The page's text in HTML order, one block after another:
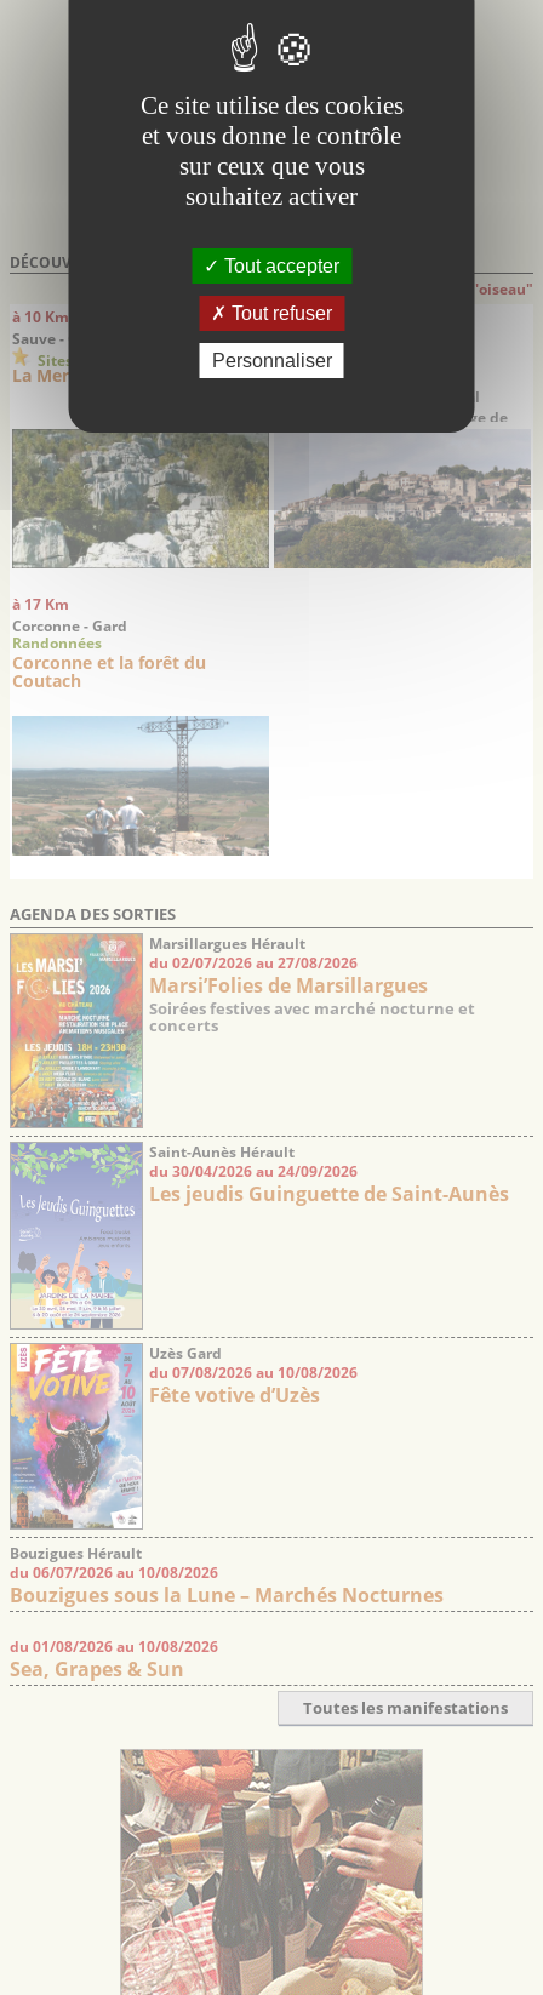
DÉCOUVRIR À PROXIMITÉ DE TORNAC
Attention: distances indiquées à "Vol d'oiseau"
à 10 Km
Sauve - Gard
Sites remarquables
La Mer de Rochers
à 12 Km
Vézénobres - Gard
Villes villages
Vézénobres
Magnifique village médiéval
panoramique labélisé Village de
Caractère
à 17 Km
Corconne - Gard
Randonnées
Corconne et la forêt du
Coutach
AGENDA DES SORTIES
Marsillargues Hérault
du 02/07/2026 au 27/08/2026
Marsi’Folies de Marsillargues
Soirées festives avec marché nocturne et
concerts
Saint-Aunès Hérault
du 30/04/2026 au 24/09/2026
Les jeudis Guinguette de Saint-Aunès
Uzès Gard
du 07/08/2026 au 10/08/2026
Fête votive d’Uzès
Bouzigues Hérault
du 06/07/2026 au 10/08/2026
Bouzigues sous la Lune – Marchés Nocturnes
du 01/08/2026 au 10/08/2026
Sea, Grapes & Sun
Toutes les manifestations
Ce site utilise des cookies
et vous donne le contrôle
sur ceux que vous
souhaitez activer
Tout accepter
Tout refuser
Personnaliser